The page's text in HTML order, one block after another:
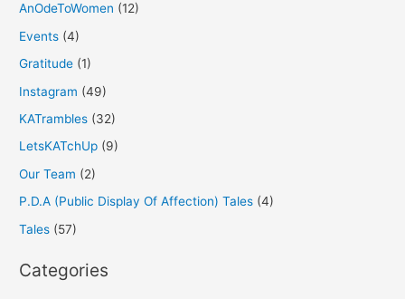
AnOdeToWomen (12)
Events (4)
Gratitude (1)
Instagram (49)
KATrambles (32)
LetsKATchUp (9)
Our Team (2)
P.D.A (Public Display Of Affection) Tales (4)
Tales (57)
Categories